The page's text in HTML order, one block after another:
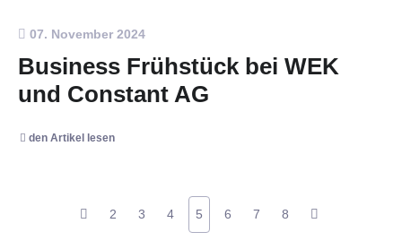
07. November 2024
Business Frühstück bei WEK
und Constant AG
den Artikel lesen
2 3 4 5 6 7 8